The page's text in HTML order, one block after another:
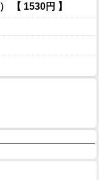
【 1530円 】